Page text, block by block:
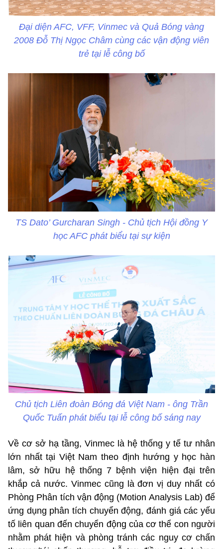
Đại diện AFC, VFF, Vinmec và Quả Bóng vàng
2008 Đỗ Thị Ngọc Châm cùng các vận động viên
trẻ tại lễ công bố
TS Dato’ Gurcharan Singh - Chủ tịch Hội đồng Y
học AFC phát biểu tại sự kiện
Chủ tịch Liên đoàn Bóng đá Việt Nam - ông Trần
Quốc Tuấn phát biểu tại lễ công bố sáng nay
Về cơ sở hạ tầng, Vinmec là hệ thống y tế tư nhân
lớn nhất tại Việt Nam theo định hướng y học hàn
lâm, sở hữu hệ thống 7 bệnh viện hiện đại trên
khắp cả nước. Vinmec cũng là đơn vị duy nhất có
Phòng Phân tích vận động (Motion Analysis Lab) để
ứng dụng phân tích chuyển động, đánh giá các yếu
tố liên quan đến chuyển động của cơ thể con người
nhằm phát hiện và phòng tránh các nguy cơ chấn